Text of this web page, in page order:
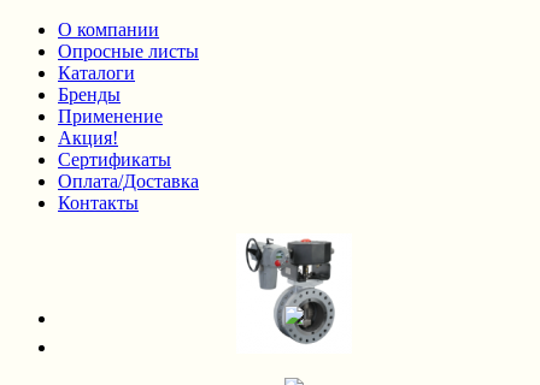
О компании
Опросные листы
Каталоги
Бренды
Применение
Акция!
Сертификаты
Оплата/Доставка
Контакты